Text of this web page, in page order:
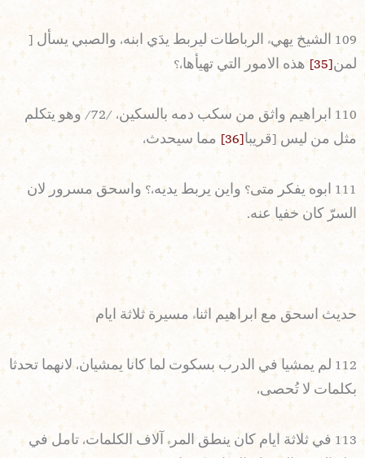
109 الشيخ يهيء الرباطات ليربط يدَي ابنه، والصبي يسأل [
لمن [35] هذه الامور التي تهيأها،؟
110 ابراهيم واثق من سكب دمه بالسكين، /72/ وهو يتكلم
مثل من ليس [قريبا [36] مما سيحدث،
111 ابوه يفكر متى؟ واين يربط يديه،؟ واسحق مسرور لان
السرّ كان خفيا عنه.
حديث اسحق مع ابراهيم اثناء مسيرة ثلاثة ايام
112 لم يمشيا في الدرب بسكوت لما كانا يمشيان، لانهما تحدثا
بكلمات لا تُحصى،
113 في ثلاثة ايام كان ينطق المرء آلاف الكلمات، تامل في